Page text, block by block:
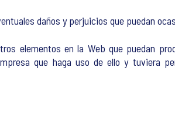
daños y perjuicios que puedan
elementos en la Web que puedan
que haga uso de ello y tuviera